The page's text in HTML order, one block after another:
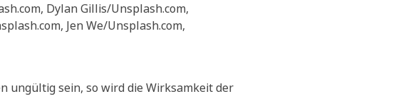
Dylan Gillis/Unsplash.com,
Jen We/Unsplash.com,
ungültig sein, so wird die Wirksamkeit der